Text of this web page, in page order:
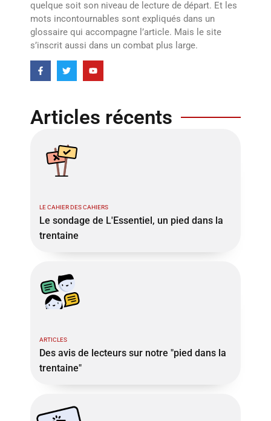
quelque soit son niveau de lecture de départ. Et les
mots incontournables sont expliqués dans un
glossaire qui accompagne l’article. Mais le site
s’inscrit aussi dans un combat plus large.
Articles récents
LE CAHIER DES CAHIERS
Le sondage de L'Essentiel, un pied dans la
trentaine
ARTICLES
Des avis de lecteurs sur notre "pied dans la
trentaine"